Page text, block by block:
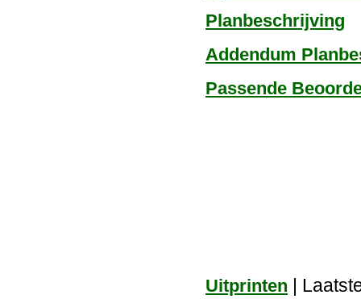
Planbeschrijving
Addendum
Passende
Uitprinten |